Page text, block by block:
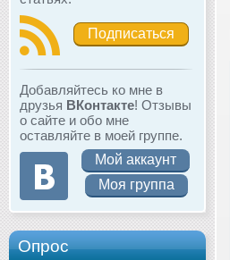
Подписаться
Добавляйтесь ко мне в
друзья ВКонтакте! Отзывы
о сайте и обо мне
оставляйте в моей группе.
Мой аккаунт
Моя группа
Опрос